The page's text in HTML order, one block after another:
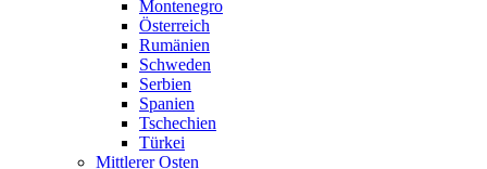
Montenegro
Österreich
Rumänien
Schweden
Serbien
Spanien
Tschechien
Türkei
Mittlerer Osten